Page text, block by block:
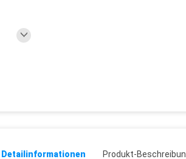
Detailinformationen Produkt-